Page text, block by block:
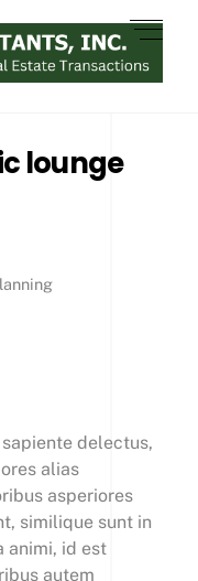
lounge
delectus,
alias
asperiores
similique sunt in
animi, id est
autem